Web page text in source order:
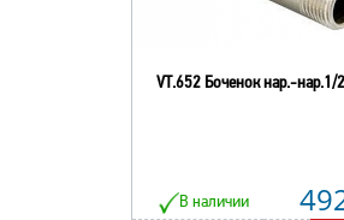
VT.652 Боченок нар.-нар.1/
В наличии